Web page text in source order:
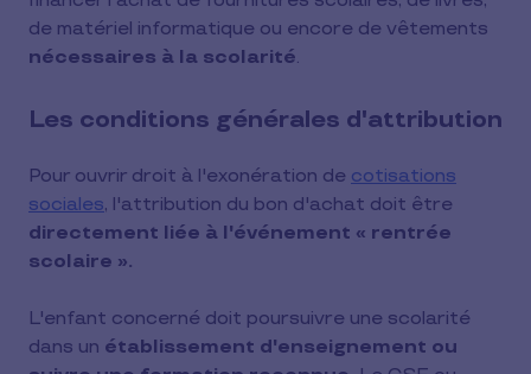
de matériel informatique ou encore de vêtements
nécessaires à la scolarité.
Les conditions générales d'attribution
Pour ouvrir droit à l'exonération de cotisations
sociales, l'attribution du bon d'achat doit être
directement liée à l'événement « rentrée
scolaire ».
L'enfant concerné doit poursuivre une scolarité
dans un établissement d'enseignement ou